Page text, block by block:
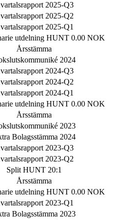
2025-Q3
2025-Q2
2025-Q1
utdelning HUNT 0.00 NOK
Årsstämma
2024
2024-Q3
2024-Q2
2024-Q1
utdelning HUNT 0.00 NOK
Årsstämma
2023
Bolagsstämma 2024
2023-Q3
2023-Q2
Split HUNT 20:1
Årsstämma
utdelning HUNT 0.00 NOK
2023-Q1
Bolagsstämma 2023